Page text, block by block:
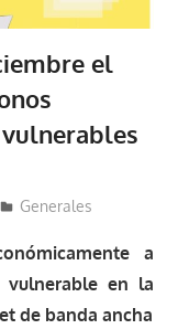
el
Generales
a
vulnerable en la
de banda ancha